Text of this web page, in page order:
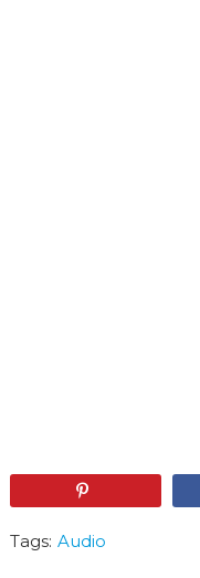
Tags: Audio